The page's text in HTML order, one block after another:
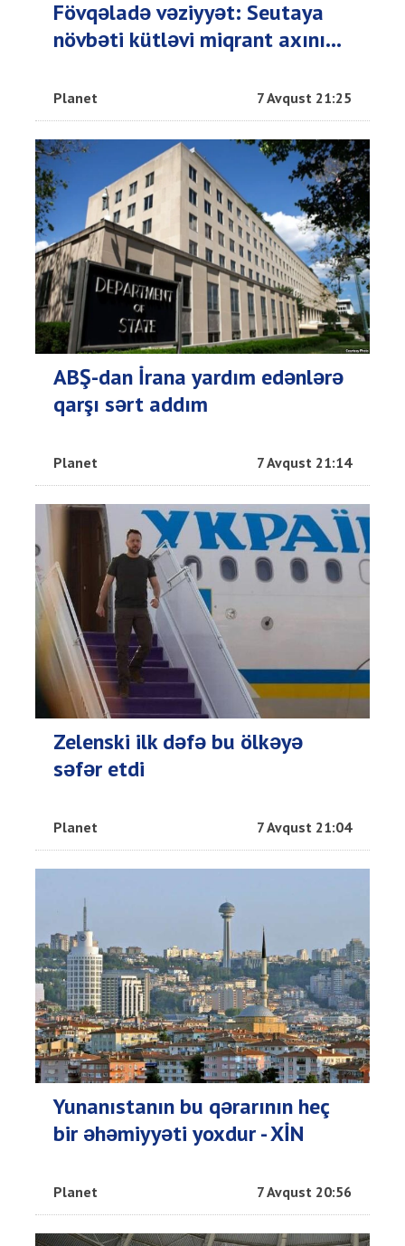
Fövqəladə vəziyyət: Seutaya
növbəti kütləvi miqrant axını...
Planet 7 Avqust 21:25
ABŞ-dan İrana yardım edənlərə
qarşı sərt addım
Planet 7 Avqust 21:14
Zelenski ilk dəfə bu ölkəyə
səfər etdi
Planet 7 Avqust 21:04
Yunanıstanın bu qərarının heç
bir əhəmiyyəti yoxdur - XİN
Planet 7 Avqust 20:56